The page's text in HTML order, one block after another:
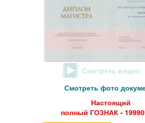
Смотреть видео
Смотреть фото
Настоящий
полный ГОЗНАК -